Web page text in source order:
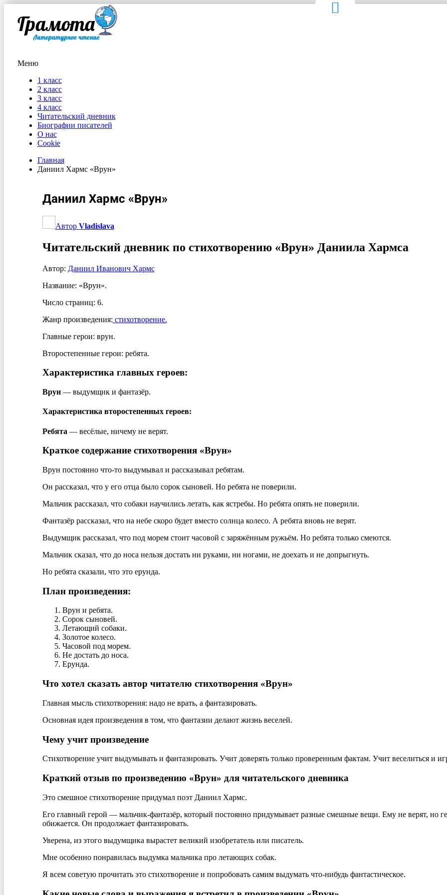
Меню
1 класс
2 класс
3 класс
4 класс
Читательский дневник
Биографии писателей
О нас
Cookie
Главная
Даниил Хармс «Врун»
Даниил Хармс «Врун»
Автор Vladislava
Читательский дневник по стихотворению «Врун» Даниила Хармса
Автор: Даниил Иванович Хармс
Название: «Врун».
Число страниц: 6.
Жанр произведения: стихотворение.
Главные герои: врун.
Второстепенные герои: ребята.
Характеристика главных героев:
Врун— выдумщик и фантазёр.
Характеристика второстепенных героев:
Ребята — весёлые, ничему не верят.
Краткое содержание стихотворения «Врун»
Врун постоянно что-то выдумывал и рассказывал ребятам.
Он рассказал, что у его отца было сорок сыновей. Но ребята не поверили.
Мальчик рассказал, что собаки научились летать, как ястребы. Но ребята опять не поверили.
Фантазёр рассказал, что на небе скоро будет вместо солнца колесо. А ребята вновь не верят.
Выдумщик рассказал, что под морем стоит часовой с заряжённым ружьём. Но ребята только смеются.
Мальчик сказал, что до носа нельзя достать ни руками, ни ногами, не доехать и не допрыгнуть.
Но ребята сказали, что это ерунда.
План произведения:
Врун и ребята.
Сорок сыновей.
Летающий собаки.
Золотое колесо.
Часовой под морем.
Не достать до носа.
Ерунда.
Что хотел сказать автор читателю стихотворения «Врун»
Главная мысль стихотворения: надо не врать, а фантазировать.
Основная идея произведения в том, что фантазии делают жизнь веселей.
Чему учит произведение
Стихотворение учит выдумывать и фантазировать. Учит доверять только проверенным фактам. Учит веселиться и
Краткий отзыв по произведению «Врун» для читательского дневника
Это смешное стихотворение придумал поэт Даниил Хармс.
Его главный герой — мальчик-фантазёр, который постоянно придумывает разные смешные вещи. Ему не верят, но
обижается. Он продолжает фантазировать.
Уверена, из этого выдумщика вырастет великий изобретатель или писатель.
Мне особенно понравилась выдумка мальчика про летающих собак.
Я всем советую прочитать это стихотворение и попробовать самим выдумать что-нибудь фантастическое.